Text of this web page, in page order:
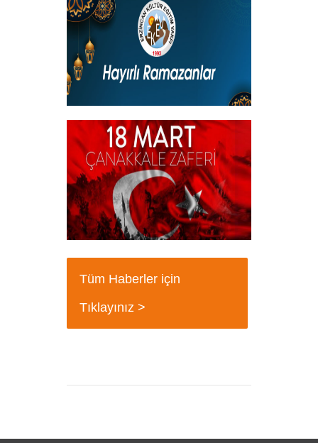
+
Hayırlı Ramazanlar
+
18 Mart Çanakkale Şehitleri Mesajı
+
Tüm Haberler için
Tıklayınız >